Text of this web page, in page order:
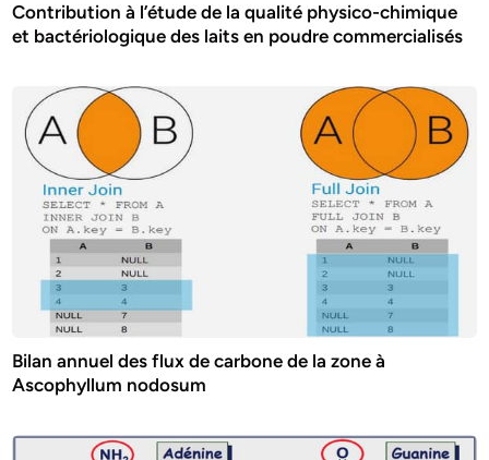
Contribution à l’étude de la qualité physico-chimique
et bactériologique des laits en poudre commercialisés
Bilan annuel des flux de carbone de la zone à
Ascophyllum nodosum